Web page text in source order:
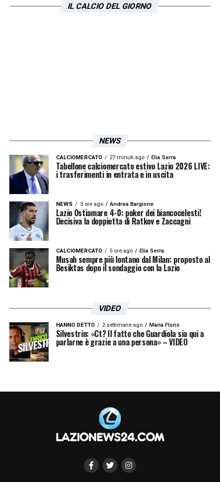
l’Inter ha svolto una sgambata si è articolata
IL CALCIO DEL GIORNO
NEWS
CALCIOMERCATO 27 minuti ago Elia Serra
Tabellone calciomercato estivo Lazio 2026 LIVE:
i trasferimenti in entrata e in uscita
NEWS 3 ore ago Andrea Bargione
Lazio Ostiamare 4-0: poker dei biancocelesti!
Decisiva la doppietta di Ratkov e Zaccagni
CALCIOMERCATO 5 ore ago Elia Serra
Musah sempre più lontano dal Milan: proposto al
Besiktas dopo il sondaggio con la Lazio
VIDEO
HANNO DETTO 2 settimane ago Maria Floris
Silvestrin: «Ct? Il fatto che Guardiola sia qui a
parlarne è grazie a una persona» – VIDEO